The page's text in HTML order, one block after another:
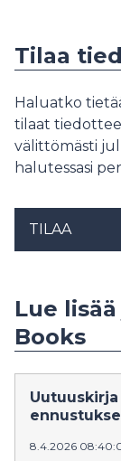
Tilaa
Haluatko
tilaat
välittömästi
halutessasi
TILAA
Lue
Books
8.4.2026